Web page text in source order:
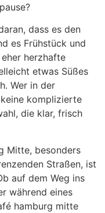
dass es den
es Frühstück und
herzhafte
etwas Süßes
Wer in der
komplizierte
die klar, frisch
Mitte, besonders
Straßen, ist
auf dem Weg ins
während eines
hamburg mitte